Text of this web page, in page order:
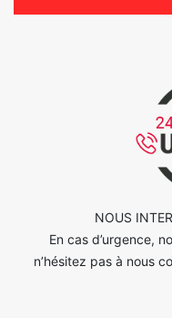
NOUS
En cas d’urgence,
n’hésitez pas à nous